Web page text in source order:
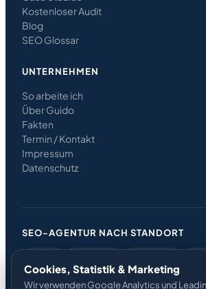
Kostenloser Audit
Blog
SEO Glossar
UNTERNEHMEN
So arbeite ich
Über Guido
Fakten
Termin / Kontakt
Impressum
Datenschutz
SEO-AGENTUR NACH STANDORT
München
Düsseldorf Leipzig
Cookies, Statistik & Marketing
Wir verwenden Google Analytics und